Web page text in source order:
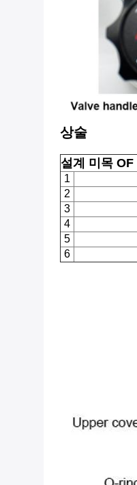
상술
설계 미목 OF
1
2
3
4
5
6